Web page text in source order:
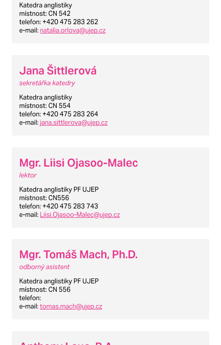
Katedra anglistiky
místnost: CN 542
telefon: +420 475 283 262
e-mail:natalia.orlova@ujep.cz
Jana Šittlerová
sekretářka katedry
Katedra anglistiky
místnost: CN 554
telefon: +420 475 283 264
e-mail: jana.sittlerova@ujep.cz
Mgr. Liisi Ojasoo-Malec
lektor
Katedra anglistiky PF UJEP
místnost: CN556
telefon: +420 475 283 743
e-mail: Liisi.Ojasoo-Malec@ujep.cz
Mgr. Tomáš Mach, Ph.D.
odborný asistent
Katedra anglistiky PF UJEP
místnost: CN 556
telefon:
e-mail:tomas.mach@ujep.cz